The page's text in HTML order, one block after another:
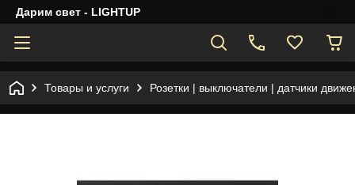
Дарим свет - LIGHTUP
Товары и услуги Розетки | выключатели | датчики